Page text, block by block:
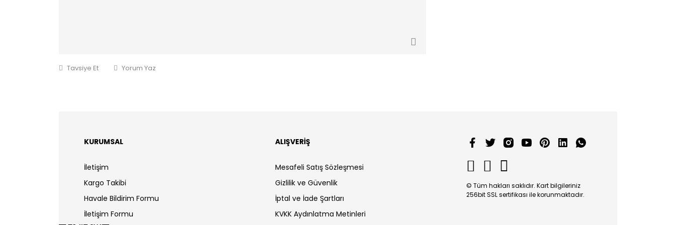
Tavsiye Et Yorum Yaz
KURUMSAL
İletişim
Kargo Takibi
Havale Bildirim Formu
İletişim Formu
ALIŞVERİŞ
Mesafeli Satış Sözleşmesi
Gizlilik ve Güvenlik
İptal ve İade Şartları
KVKK Aydınlatma Metinleri
© Tüm hakları saklıdır. Kart bilgileriniz
256bit SSL sertifikası ile korunmaktadır.